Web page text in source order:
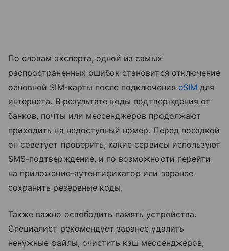
По словам эксперта, одной из самых
распространенных ошибок становится отключение
основной SIM-карты после подключения eSIM для
интернета. В результате коды подтверждения от
банков, почты или мессенджеров продолжают
приходить на недоступный номер. Перед поездкой
он советует проверить, какие сервисы используют
SMS-подтверждение, и по возможности перейти
на приложение-аутентификатор или заранее
сохранить резервные коды.
Также важно освободить память устройства.
Специалист рекомендует заранее удалить
ненужные файлы, очистить кэш мессенджеров,